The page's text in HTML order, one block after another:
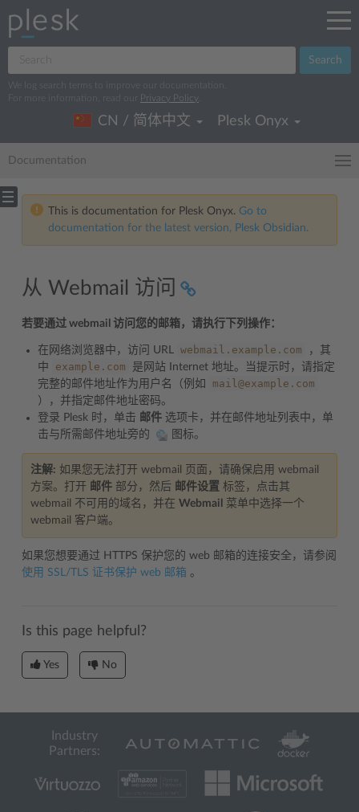
Search
We log search terms to improve our documentation.
For more information, read our
Privacy Policy
CN / 简体中文 Plesk Onyx
Documentation
This is documentation for Plesk Onyx. Go to
documentation for the latest version, Plesk Obsidian.
从 Webmail 访问
若要通过 webmail 访问您的邮箱，请执行下列操作：
在网络浏览器中，访问 URL webmail.example.com
，其
中
example.com
是网站 Internet 地址。当提示时，请指定
完整的邮件地址作为用户名（例如
mail@example.com
），并指定邮件地址密码。
登录 Plesk 时，单击 邮件 选项卡，并在邮件地址列表中，单
击与所需邮件地址旁的
图标。
注解: 如果您无法打开 webmail 页面，请确保启用 webmail
方案。打开 邮件 部分，然后 邮件设置 标签，点击其
webmail 不可用的域名，并在 Webmail
菜单中选择一个
webmail 客户端。
如果您想要通过 HTTPS 保护您的 web 邮箱的连接安全，请参阅
使用 SSL/TLS 证书保护 web 邮箱 。
Is this page helpful?
Yes No
Industry
Partners: